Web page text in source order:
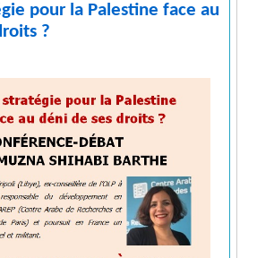
pour la Palestine face au
?